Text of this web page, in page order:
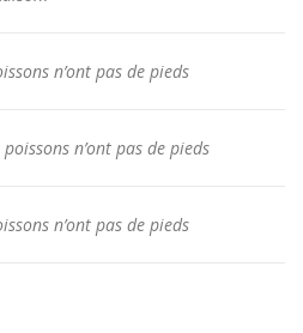
n’ont pas de pieds
poissons n’ont pas de pieds
n’ont pas de pieds